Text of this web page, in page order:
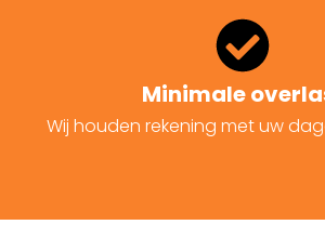
Minimale
Wij houden rekening met uw